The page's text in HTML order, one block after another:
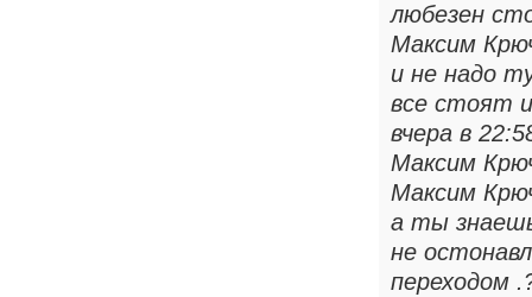
любезен
Максим
и не надо
все стоят
вчера в
Максим
Максим
а ты
не
переходом